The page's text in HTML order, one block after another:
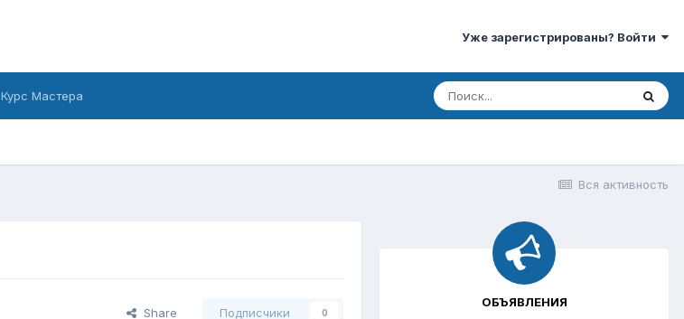
Уже зарегистрированы? Войти
Курс Мастера
Вся активность
Share Подписчики 0
ОБЪЯВЛЕНИЯ